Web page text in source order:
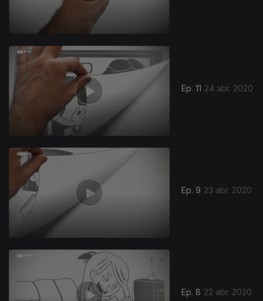
Ep. 11 24 abr. 2020
Ep. 9 23 abr. 2020
Ep. 8 22 abr. 2020